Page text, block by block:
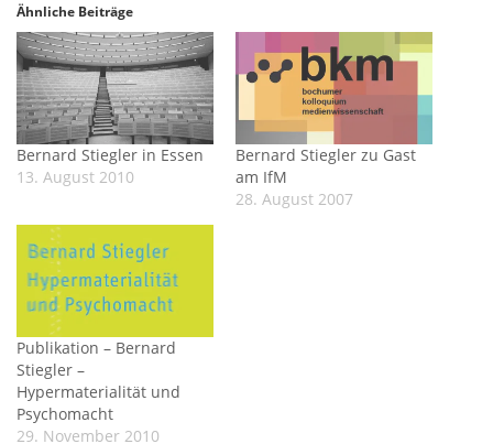
Ähnliche Beiträge
Bernard Stiegler in Essen
13. August 2010
Bernard Stiegler zu Gast
am IfM
28. August 2007
Publikation – Bernard
Stiegler –
Hypermaterialität und
Psychomacht
29. November 2010